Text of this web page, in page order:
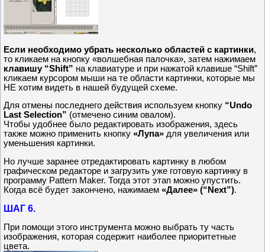
Если необходимо убрать несколько областей с картинки,
то кликаем на кнопку «волшебная палочка», затем нажимаем
клавишу “Shift” на клавиатуре и при нажатой клавише “Shift”
кликаем курсором мыши на те области картинки, которые мы
НЕ хотим видеть в нашей будущей схеме.
Для отмены последнего действия используем кнопку “Undo
Last Selection” (отмечено синим овалом).
Чтобы удобнее было редактировать изображения, здесь
также можно применить кнопку «Лупа» для увеличения или
уменьшения картинки.
Но лучше заранее отредактировать картинку в любом
графическом редакторе и загрузить уже готовую картинку в
программу Pattern Maker. Тогда этот этап можно упустить.
Когда всё будет закончено, нажимаем «Далее» (“Next”).
ШАГ 6.
При помощи этого инструмента можно выбрать ту часть
изображения, которая содержит наиболее приоритетные
цвета.